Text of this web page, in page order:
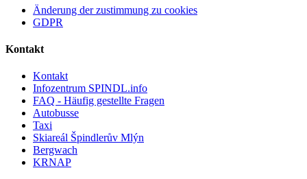
Änderung der zustimmung zu cookies
GDPR
Kontakt
Kontakt
Infozentrum SPINDL.info
FAQ - Häufig gestellte Fragen
Autobusse
Taxi
Skiareál Špindlerův Mlýn
Bergwach
KRNAP